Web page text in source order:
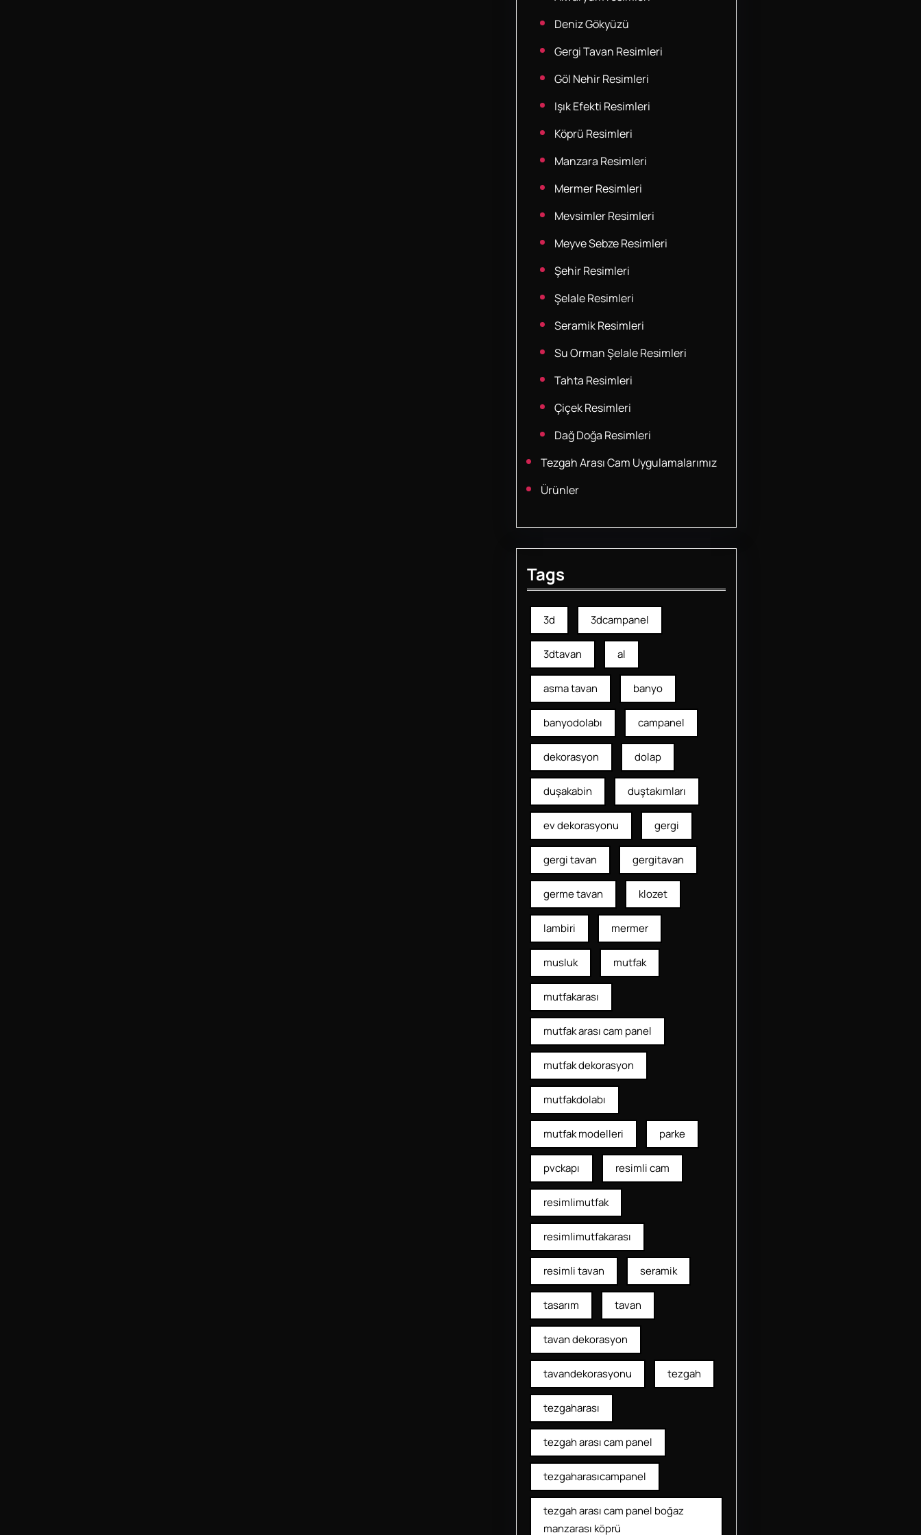
Deniz Gökyüzü
Gergi Tavan Resimleri
Göl Nehir Resimleri
Işık Efekti Resimleri
Köprü Resimleri
Manzara Resimleri
Mermer Resimleri
Mevsimler Resimleri
Meyve Sebze Resimleri
Şehir Resimleri
Şelale Resimleri
Seramik Resimleri
Su Orman Şelale Resimleri
Tahta Resimleri
Çiçek Resimleri
Dağ Doğa Resimleri
Tezgah Arası Cam Uygulamalarımız
Ürünler
Tags
3d 3dcampanel
3dtavan al
asma tavan banyo
banyodolabı campanel
dekorasyon dolap
duşakabin duştakımları
ev dekorasyonu gergi
gergi tavan gergitavan
germe tavan klozet
lambiri mermer
musluk mutfak
mutfakarası
mutfak arası cam panel
mutfak dekorasyon
mutfakdolabı
mutfak modelleri parke
pvckapı resimli cam
resimlimutfak
resimlimutfakarası
resimli tavan seramik
tasarım tavan
tavan dekorasyon
tavandekorasyonu tezgah
tezgaharası
tezgah arası cam panel
tezgaharasıcampanel
tezgah arası cam panel boğaz
manzarası köprü